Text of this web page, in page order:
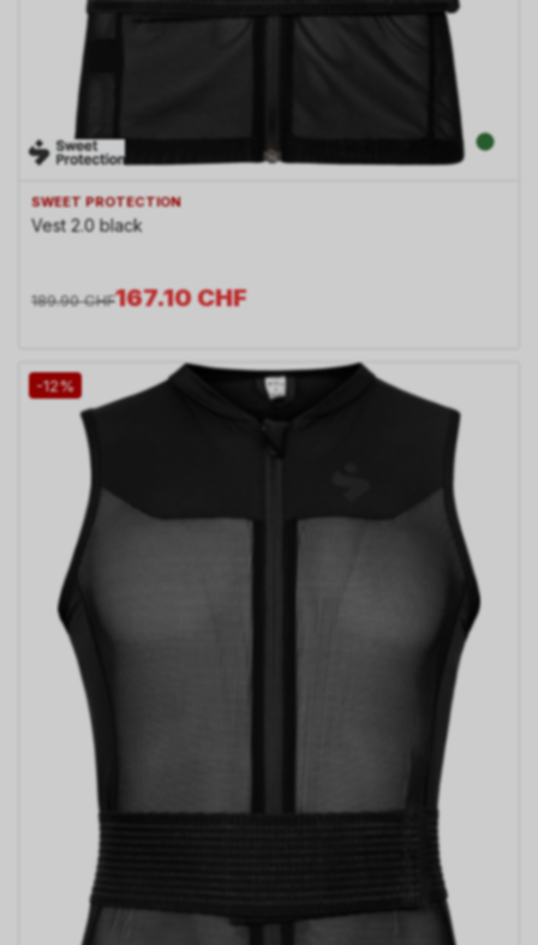
SWEET PROTECTION
Vest 2.0 black
167.10CHF
189.90 CHF
-12%